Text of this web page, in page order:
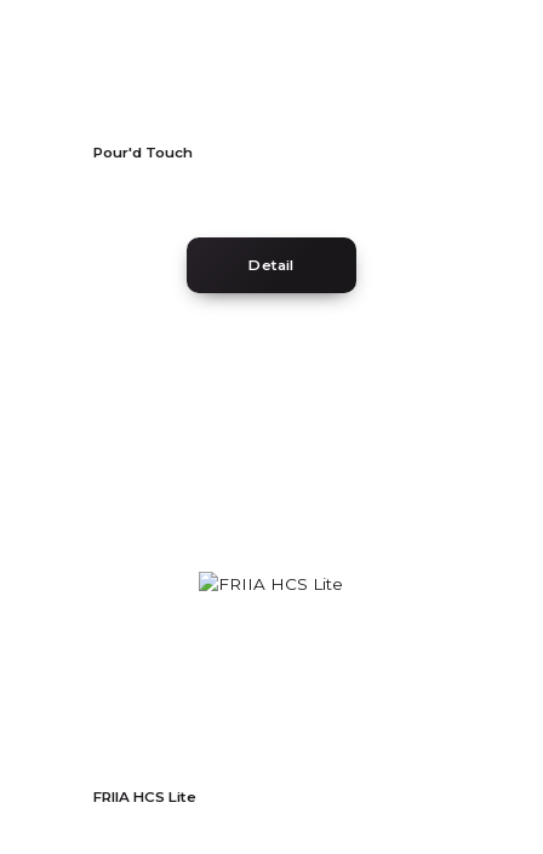
Pour'd Touch
Detail
FRIIA HCS Lite